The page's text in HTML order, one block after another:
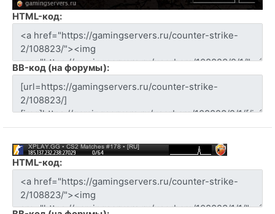
HTML-код:
BB-код (на форумы):
HTML-код: